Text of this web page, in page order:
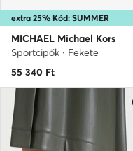
extra 25% Kód: SUMMER
MICHAEL Michael Kors
Sportcipők · Fekete
55 340 Ft